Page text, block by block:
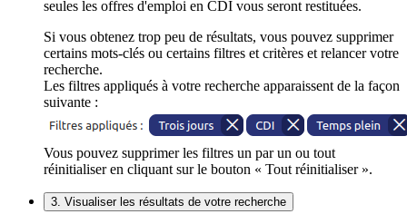
seules les offres d'emploi en CDI vous seront restituées.
Si vous obtenez trop peu de résultats, vous pouvez supprimer
certains mots-clés ou certains filtres et critères et relancer votre
recherche.
Les filtres appliqués à votre recherche apparaissent de la façon
suivante :
Vous pouvez supprimer les filtres un par un ou tout
réinitialiser en cliquant sur le bouton « Tout réinitialiser ».
3. Visualiser les résultats de votre recherche